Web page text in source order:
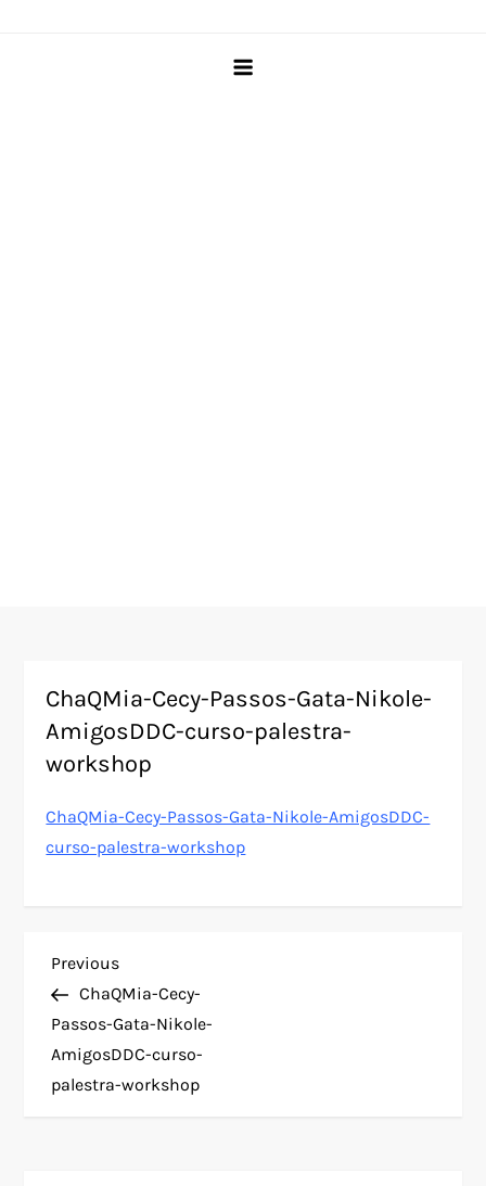
ChaQMia-Cecy-Passos-Gata-Nikole-
AmigosDDC-curso-palestra-
workshop
ChaQMia-Cecy-Passos-Gata-Nikole-AmigosDDC-
curso-palestra-workshop
N
a
v
Previous
Post
Previous
ChaQMia-Cecy-
Passos-Gata-Nikole-
AmigosDDC-curso-
palestra-workshop